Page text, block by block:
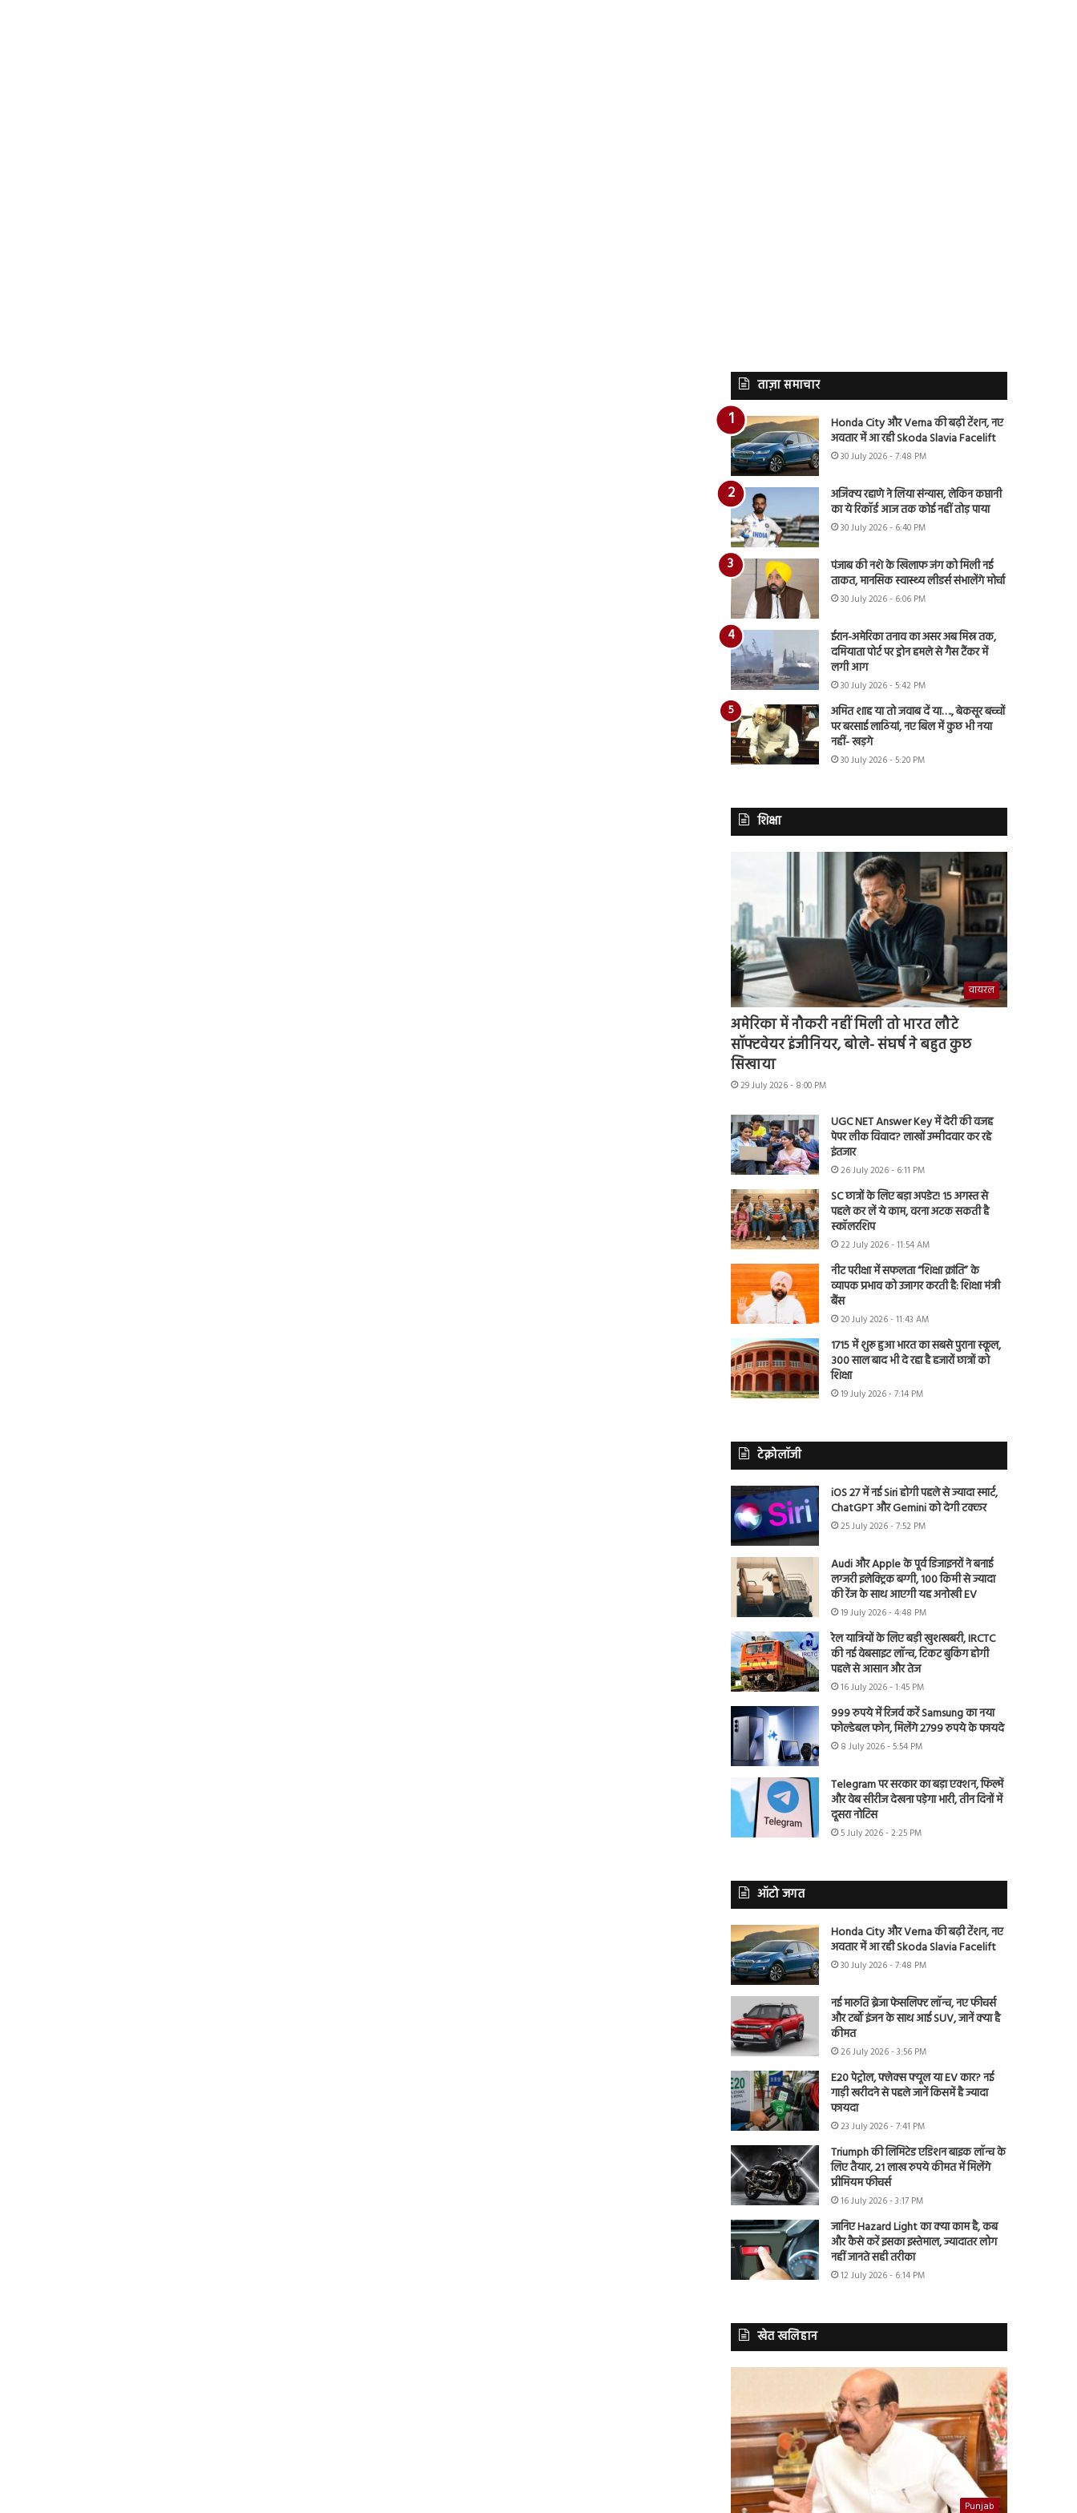
ताज़ा समाचार
Honda City और Verna की बढ़ी टेंशन, नए
अवतार में आ रही Skoda Slavia Facelift
30 July 2026 - 7:48 PM
अजिंक्य रहाणे ने लिया संन्यास, लेकिन कप्तानी
का ये रिकॉर्ड आज तक कोई नहीं तोड़ पाया
30 July 2026 - 6:40 PM
पंजाब की नशे के खिलाफ जंग को मिली नई
ताकत, मानसिक स्वास्थ्य लीडर्स संभालेंगे मोर्चा
30 July 2026 - 6:06 PM
ईरान-अमेरिका तनाव का असर अब मिस्र तक,
दमियाता पोर्ट पर ड्रोन हमले से गैस टैंकर में
लगी आग
30 July 2026 - 5:42 PM
अमित शाह या तो जवाब दें या…., बेकसूर बच्चों
पर बरसाई लाठियां, नए बिल में कुछ भी नया
नहीं- खड़गे
30 July 2026 - 5:20 PM
शिक्षा
वायरल
अमेरिका में नौकरी नहीं मिली तो भारत लौटे
सॉफ्टवेयर इंजीनियर, बोले- संघर्ष ने बहुत कुछ
सिखाया
29 July 2026 - 8:00 PM
UGC NET Answer Key में देरी की वजह
पेपर लीक विवाद? लाखों उम्मीदवार कर रहे
इंतजार
26 July 2026 - 6:11 PM
SC छात्रों के लिए बड़ा अपडेट! 15 अगस्त से
पहले कर लें ये काम, वरना अटक सकती है
स्कॉलरशिप
22 July 2026 - 11:54 AM
नीट परीक्षा में सफलता “शिक्षा क्रांति” के
व्यापक प्रभाव को उजागर करती है: शिक्षा मंत्री
बैंस
20 July 2026 - 11:43 AM
1715 में शुरू हुआ भारत का सबसे पुराना स्कूल,
300 साल बाद भी दे रहा है हजारों छात्रों को
शिक्षा
19 July 2026 - 7:14 PM
टेक्नोलॉजी
iOS 27 में नई Siri होगी पहले से ज्यादा स्मार्ट,
ChatGPT और Gemini को देगी टक्कर
25 July 2026 - 7:52 PM
Audi और Apple के पूर्व डिजाइनरों ने बनाई
लग्जरी इलेक्ट्रिक बग्गी, 100 किमी से ज्यादा
की रेंज के साथ आएगी यह अनोखी EV
19 July 2026 - 4:48 PM
रेल यात्रियों के लिए बड़ी खुशखबरी, IRCTC
की नई वेबसाइट लॉन्च, टिकट बुकिंग होगी
पहले से आसान और तेज
16 July 2026 - 1:45 PM
999 रुपये में रिजर्व करें Samsung का नया
फोल्डेबल फोन, मिलेंगे 2799 रुपये के फायदे
8 July 2026 - 5:54 PM
Telegram पर सरकार का बड़ा एक्शन, फिल्में
और वेब सीरीज देखना पड़ेगा भारी, तीन दिनों में
दूसरा नोटिस
5 July 2026 - 2:25 PM
ऑटो जगत
Honda City और Verna की बढ़ी टेंशन, नए
अवतार में आ रही Skoda Slavia Facelift
30 July 2026 - 7:48 PM
नई मारुति ब्रेजा फेसलिफ्ट लॉन्च, नए फीचर्स
और टर्बो इंजन के साथ आई SUV, जानें क्या है
कीमत
26 July 2026 - 3:56 PM
E20 पेट्रोल, फ्लेक्स फ्यूल या EV कार? नई
गाड़ी खरीदने से पहले जानें किसमें है ज्यादा
फायदा
23 July 2026 - 7:41 PM
Triumph की लिमिटेड एडिशन बाइक लॉन्च के
लिए तैयार, 21 लाख रुपये कीमत में मिलेंगे
प्रीमियम फीचर्स
16 July 2026 - 3:17 PM
जानिए Hazard Light का क्या काम है, कब
और कैसे करें इसका इस्तेमाल, ज्यादातर लोग
नहीं जानते सही तरीका
12 July 2026 - 6:14 PM
खेत खलिहान
Punjab